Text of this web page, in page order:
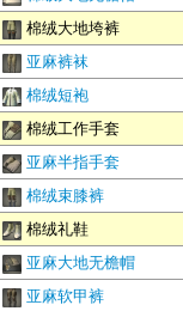
棉绒大地垮裤
亚麻裤袜
棉绒短袍
棉绒工作手套
亚麻半指手套
棉绒束膝裤
棉绒礼鞋
亚麻大地无檐帽
亚麻软甲裤